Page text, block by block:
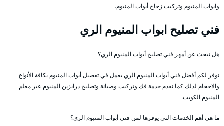
وابواب المنيوم وتركيب زجاج أبواب المنيوم.
فني تصليح ابواب المنيوم الري
هل تبحث عن أمهر فني تصليح أبواب المنيوم الري؟
نوفر لكم أفضل فني أبواب المنيوم الري يعمل في تفصيل أبواب المنيوم بكافة الأنواع
والاحجام لذلك كما نقدم خدمة فك وتركيب وصيانة وتصليح درابزين المنيوم عبر معلم
المنيوم الكويت.
ما هي أهم الخدمات التي يوفرها لمن فني أبواب المنيوم الري؟